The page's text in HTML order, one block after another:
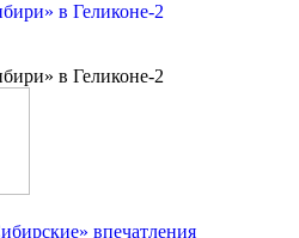
в Геликоне-2
в Геликоне-2
впечатления